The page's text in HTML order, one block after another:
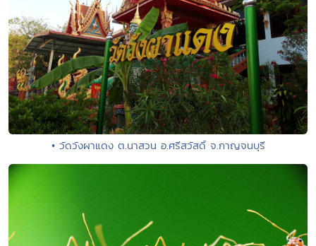
• วัดวังผาแดง ต.นาสวน อ.ศรีสวัสดิ์ จ.กาญจนบุรี